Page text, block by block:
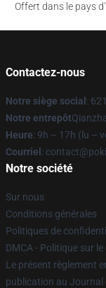
Offert dans le pays
Contactez-nous
Notre siège social :
Notre entrepôt
Heure: 9h – 17h (lu –
Courriel :
Notre société
Sur nous
Conditions générales
Politiques de
DMCA - Politique sur
Le présent règlement
publication au Journal